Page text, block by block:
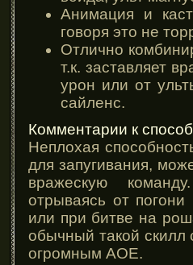
Анимация и
говоря это не
Отлично
т.к. заставляет
урон или от
сайленс.
Комментарии к
Неплохая
для запугивания,
вражескую
отрываясь от
или при битве на
обычный такой скилл
огромным АОЕ.